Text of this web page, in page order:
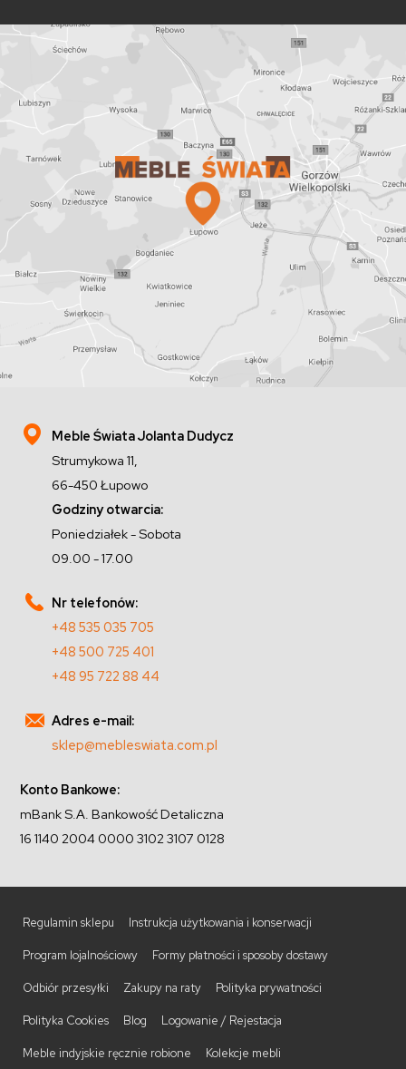
Meble Świata Jolanta Dudycz
Strumykowa 11,
66-450 Łupowo
Godziny otwarcia:
Poniedziałek - Sobota
09.00 - 17.00
Nr telefonów:
+48 535 035 705
+48 500 725 401
+48 95 722 88 44
Adres e-mail:
sklep@mebleswiata.com.pl
Konto Bankowe:
mBank S.A. Bankowość Detaliczna
16 1140 2004 0000 3102 3107 0128
Regulamin sklepu Instrukcja użytkowania i konserwacji
Program lojalnościowy Formy płatności i sposoby dostawy
Odbiór przesyłki Zakupy na raty Polityka prywatności
Polityka Cookies Blog Logowanie / Rejestacja
Meble indyjskie ręcznie robione Kolekcje mebli